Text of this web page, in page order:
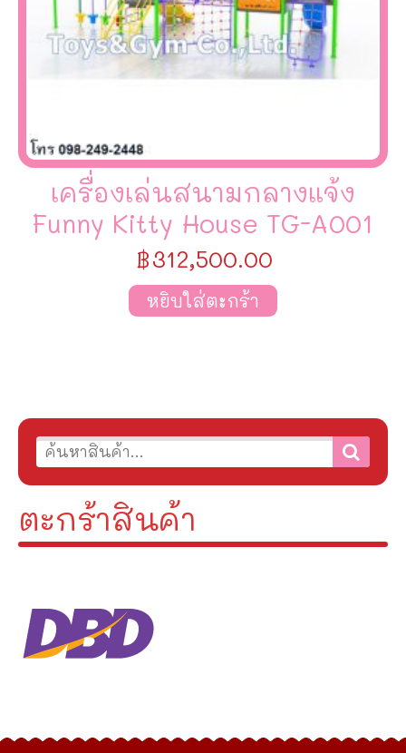
ตะกร้าสินค้า
เครื่องเล่นสนามกลางแจ้ง
Funny Kitty House TG-A001
฿312,500.00
หยิบใส่ตะกร้า